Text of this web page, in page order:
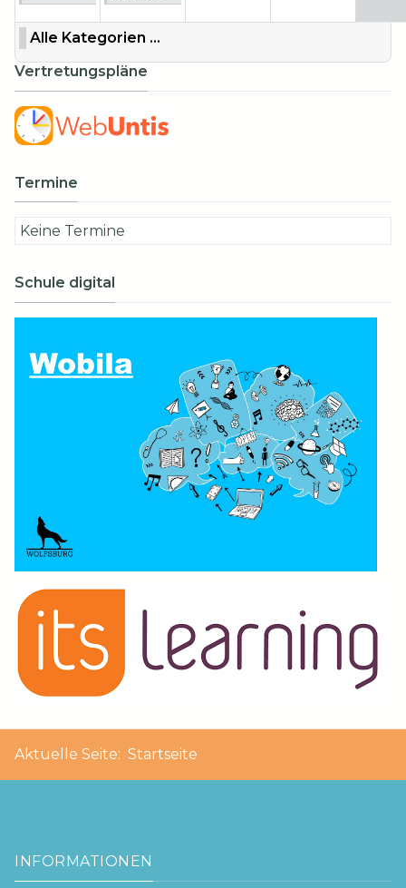
Alle Kategorien ...
Vertretungspläne
Termine
Keine Termine
Schule digital
Aktuelle Seite: Startseite
INFORMATIONEN